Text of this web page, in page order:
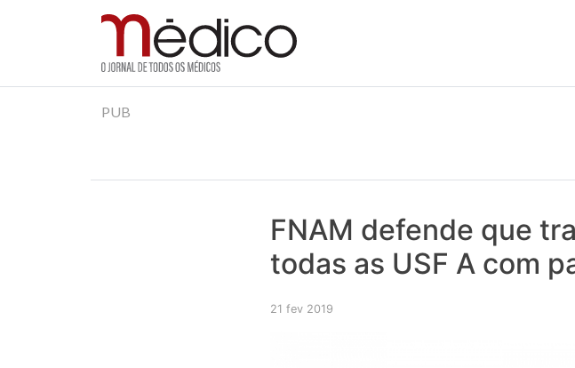
Jornal Médico
Médico – O Jornal de Todos os Médicos. Onde as notícias realmente contam!
PUB
FNAM defende que
todas as USF A com
21 fev 2019